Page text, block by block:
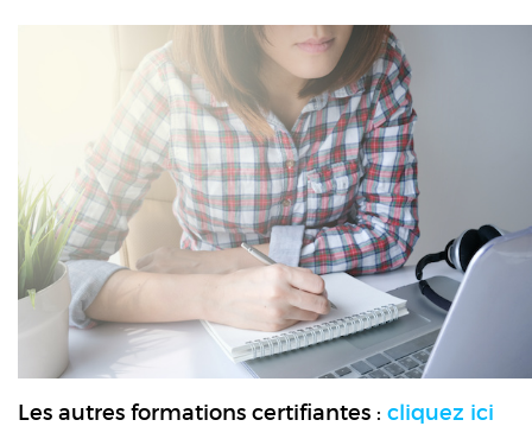
Les autres formations certifiantes : cliquez ici